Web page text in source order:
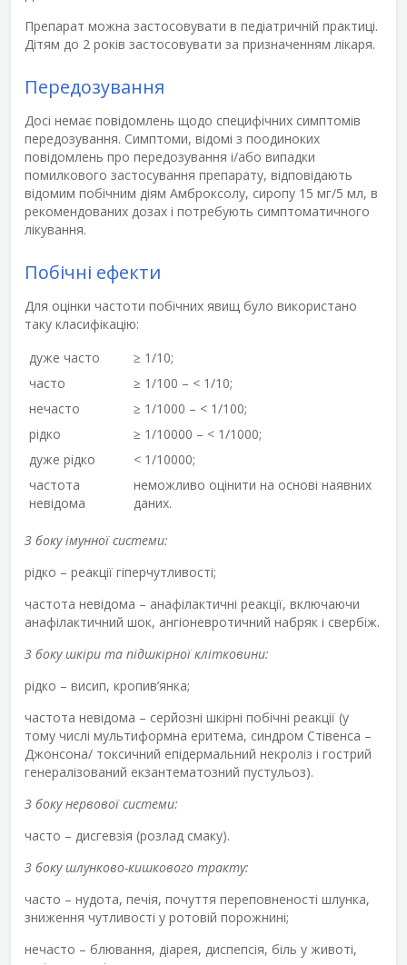
Препарат можна застосовувати в педіатричній практиці.
Дітям до 2 років застосовувати за призначенням лікаря.
Передозування
Досі немає повідомлень щодо специфічних симптомів
передозування. Симптоми, відомі з поодиноких
повідомлень про передозування і/або випадки
помилкового застосування препарату, відповідають
відомим побічним діям Амброксолу, сиропу 15 мг/5 мл, в
рекомендованих дозах і потребують симптоматичного
лікування.
Побічні ефекти
Для оцінки частоти побічних явищ було використано
таку класифікацію:
дуже часто
≥ 1/10;
часто
≥ 1/100 – < 1/10;
нечасто
≥ 1/1000 – < 1/100;
рідко
≥ 1/10000 – < 1/1000;
дуже рідко
< 1/10000;
частота
невідома
неможливо оцінити на основі наявних
даних.
З боку імунної системи:
рідко – реакції гіперчутливості;
частота невідома – анафілактичні реакції, включаючи
анафілактичний шок, ангіоневротичний набряк і свербіж.
З боку шкіри та підшкірної клітковини:
рідко – висип, кропив’янка;
частота невідома – серйозні шкірні побічні реакції (у
тому числі мультиформна еритема, синдром Стівенса –
Джонсона/ токсичний епідермальний некроліз і гострий
генералізований екзантематозний пустульоз).
З боку нервової системи:
часто – дисгевзія (розлад смаку).
З боку шлунково-кишкового тракту:
часто – нудота, печія, почуття переповненості шлунка,
зниження чутливості у ротовій порожнині;
нечасто – блювання, діарея, диспепсія, біль у животі,